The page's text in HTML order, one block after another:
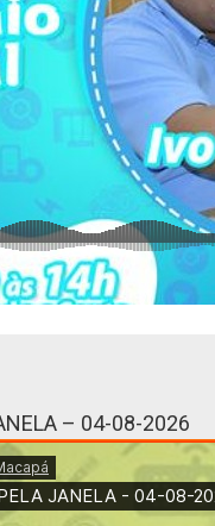
– 04-08-2026